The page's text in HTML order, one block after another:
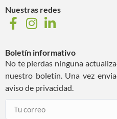
Nuestras redes
Boletín informativo
No te pierdas ninguna
nuestro boletín. Una vez
aviso de privacidad.